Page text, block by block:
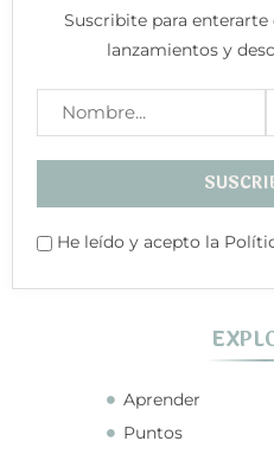
Suscribite para enterarte
lanzamientos y
He leído y acepto la
Aprender
Puntos